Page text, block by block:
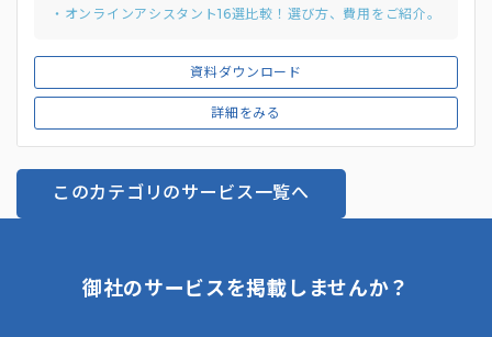
資料ダウンロード
詳細をみる
・オンラインアシスタント16選比較！選び方、費用をご紹介。
このカテゴリのサービス一覧へ
御社のサービスを掲載しませんか？